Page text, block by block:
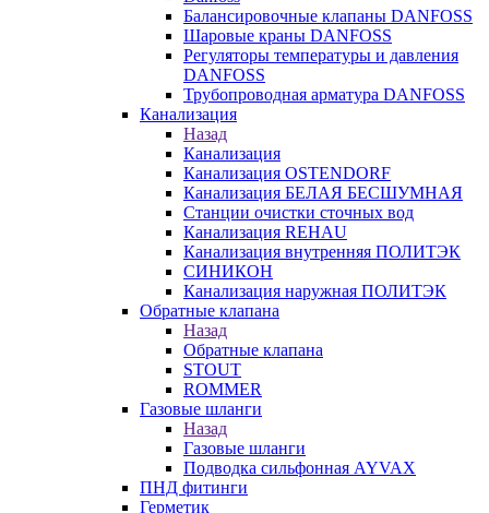
Балансировочные клапаны DANFOSS
Шаровые краны DANFOSS
Регуляторы температуры и давления
DANFOSS
Трубопроводная арматура DANFOSS
Канализация
Назад
Канализация
Канализация OSTENDORF
Канализация БЕЛАЯ БЕСШУМНАЯ
Станции очистки сточных вод
Канализация REHAU
Канализация внутренняя ПОЛИТЭК
СИНИКОН
Канализация наружная ПОЛИТЭК
Обратные клапана
Назад
Обратные клапана
STOUT
ROMMER
Газовые шланги
Назад
Газовые шланги
Подводка сильфонная AYVAX
ПНД фитинги
Герметик